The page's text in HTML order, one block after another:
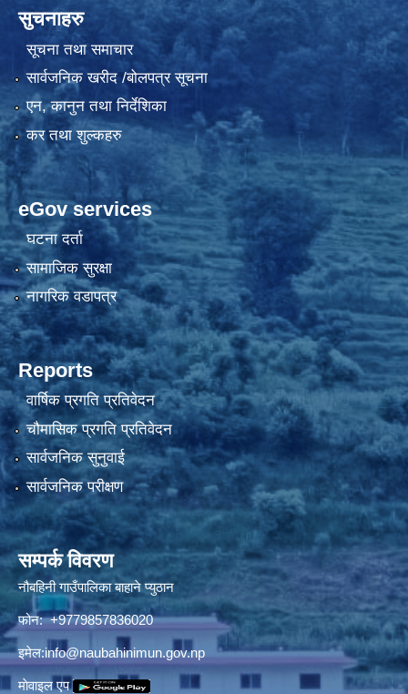
सुचनाहरु
सूचना तथा समाचार
सार्वजनिक खरीद /बोलपत्र सूचना
एन, कानुन तथा निर्देशिका
कर तथा शुल्कहरु
eGov services
घटना दर्ता
सामाजिक सुरक्षा
नागरिक वडापत्र
Reports
वार्षिक प्रगति प्रतिवेदन
चौमासिक प्रगति प्रतिवेदन
सार्वजनिक सुनुवाई
सार्वजनिक परीक्षण
सम्पर्क विवरण
नौबहिनी गाउँपालिका बाहाने प्युठान
फोन: +9779857836020
इमेल:info@naubahinimun.gov.np
माेवाइल एप